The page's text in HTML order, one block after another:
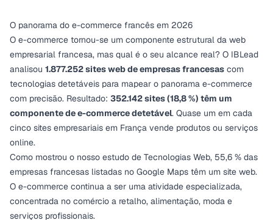
O panorama do e-commerce francês em 2026
O e-commerce tornou-se um componente estrutural da web
empresarial francesa, mas qual é o seu alcance real? O IBLead
analisou 1.877.252 sites web de empresas francesas com
tecnologias detetáveis para mapear o panorama e-commerce
com precisão. Resultado: 352.142 sites (18,8 %) têm um
componente de e-commerce detetável. Quase um em cada
cinco sites empresariais em França vende produtos ou serviços
online.
Como mostrou o nosso estudo de Tecnologias Web, 55,6 % das
empresas francesas listadas no Google Maps têm um site web.
O e-commerce continua a ser uma atividade especializada,
concentrada no comércio a retalho, alimentação, moda e
serviços profissionais.